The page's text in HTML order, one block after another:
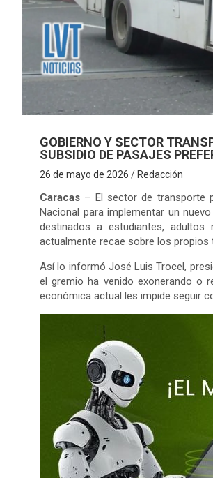
GOBIERNO Y SECTOR
SUBSIDIO DE PASAJES
26 de mayo de 2026 Redacción
Caracas – El sector de transporte
Nacional para implementar un
destinados a estudiantes,
actualmente recae sobre los propios
Así lo informó José Luis Trocel,
el gremio ha venido exonerando o
económica actual les impide seguir